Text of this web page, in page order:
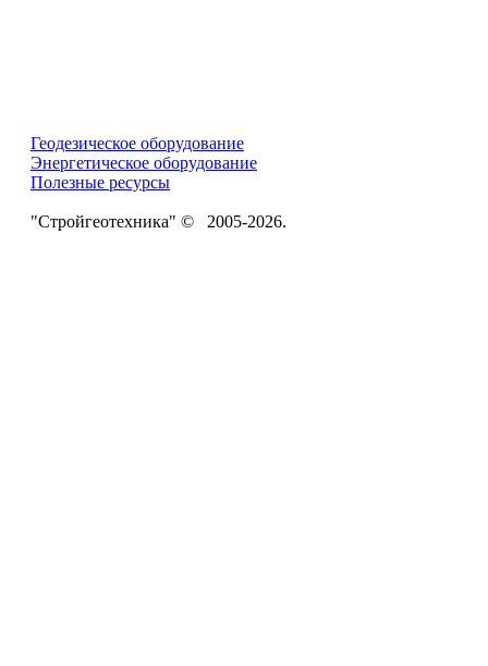
Геодезическое оборудование
Энергетическое оборудование
Полезные ресурсы
"Стройгеотехника" © 2005-2026.